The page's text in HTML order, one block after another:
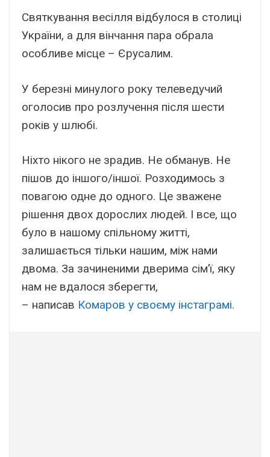
Святкування весілля відбулося в столиці
України, а для вінчання пара обрала
особливе місце – Єрусалим.
У березні минулого року телеведучий
оголосив про розлучення після шести
років у шлюбі.
Ніхто нікого не зрадив. Не обманув. Не
пішов до іншого/іншої. Розходимось з
повагою одне до одного. Це зважене
рішення двох дорослих людей. І все, що
було в нашому спільному житті,
залишається тільки нашим, між нами
двома. За зачиненими дверима сім’ї, яку
нам не вдалося зберегти,
– написав Комаров у своєму інстаграмі.